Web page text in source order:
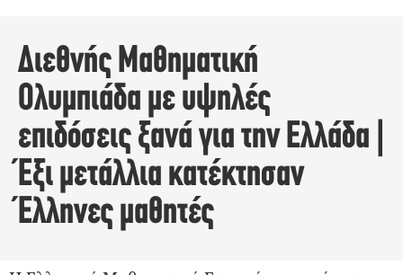
Διεθνής Μαθηματική
Ολυμπιάδα με υψηλές
επιδόσεις ξανά για την Ελλάδα |
Έξι μετάλλια κατέκτησαν
Έλληνες μαθητές